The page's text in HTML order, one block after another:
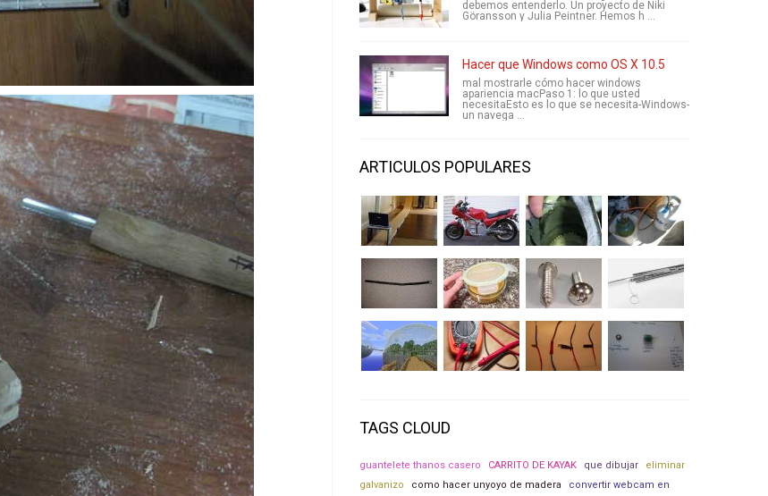
debemos entenderlo. Un proyecto de Niki
Göransson y Julia Peintner. Hemos h ...
Hacer que Windows como OS X 10.5
mal mostrarle cómo hacer windows
apariencia macPaso 1: lo que usted
necesitaEsto es lo que se necesita-Windows-
un navega ...
ARTICULOS POPULARES
TAGS CLOUD
guantelete thanos casero CARRITO DE KAYAK que dibujar
eliminar
galvanizo
como hacer unyoyo de madera
convertir webcam en